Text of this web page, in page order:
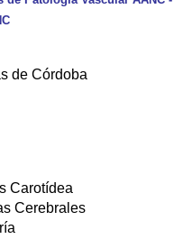
de Córdoba
Carotídea
Cerebrales